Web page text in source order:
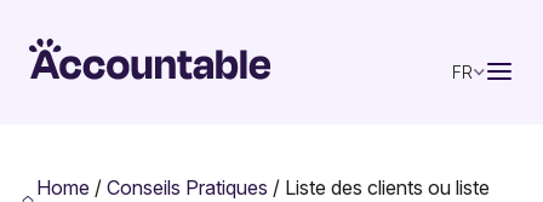
FR
Home / Conseils Pratiques / Liste des clients ou liste